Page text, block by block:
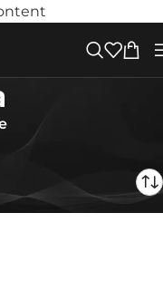
Prikaži sve 23 rezultate